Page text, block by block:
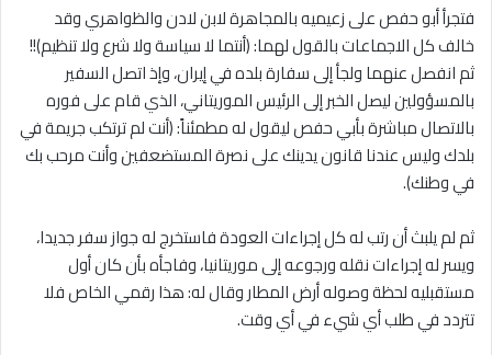
فتجرأ أبو حفص على زعيميه بالمجاهرة لابن لادن والظواهري وقد
خالف كل الاجماعات بالقول لهما: (أنتما لا سياسة ولا شرع ولا تنظيم)!!
ثم انفصل عنهما ولجأ إلى سفارة بلده في إيران، وإذ اتصل السفير
بالمسؤولين ليصل الخبر إلى الرئيس الموريتاني، الذي قام على فوره
بالاتصال مباشرة بأبي حفص ليقول له مطمئناً: (أنت لم ترتكب جريمة في
بلدك وليس عندنا قانون يدينك على نصرة المستضعفين وأنت مرحب بك
في وطنك).
ثم لم يلبث أن رتب له كل إجراءات العودة فاستخرج له جواز سفر جديدا،
ويسر له إجراءات نقله ورجوعه إلى موريتانيا، وفاجأه بأن كان أول
مستقبليه لحظة وصوله أرض المطار وقال له: هذا رقمي الخاص فلا
تتردد في طلب أي شيء في أي وقت.